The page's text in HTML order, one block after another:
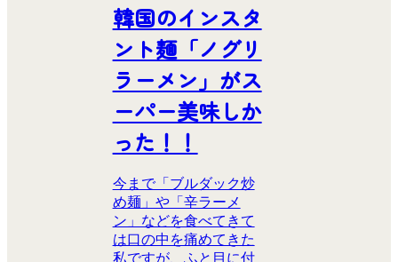
韓国のインスタ
ント麺「ノグリ
ラーメン」がス
ーパー美味しか
った！！
今まで「ブルダック炒
め麺」や「辛ラーメ
ン」などを食べてきて
は口の中を痛めてきた
私ですが、ふと目に付